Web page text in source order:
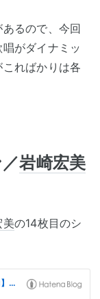
るので、今回
がダイナミッ
ればかりは各
岩崎宏美
美の14枚目のシ